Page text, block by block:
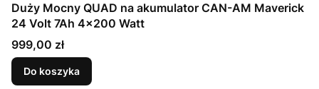
Duży Mocny QUAD na akumulator CAN-AM Maverick
24 Volt 7Ah 4x200 Watt
Cena
999,00 zł
Do koszyka